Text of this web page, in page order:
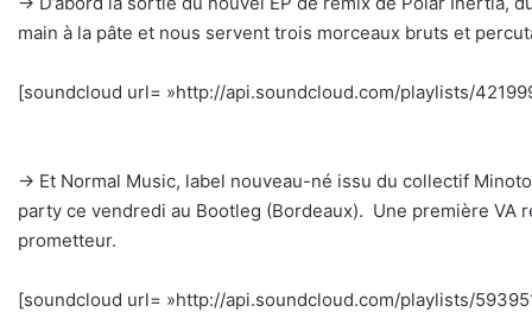
main à la pâte et nous servent trois morceaux bruts et
[soundcloud url= »http://api.soundcloud.com/playlists/
→ Et Normal Music, label nouveau-né issu du collectif
party ce vendredi au Bootleg (Bordeaux). Une première VA
prometteur.
[soundcloud url= »http://api.soundcloud.com/playlists/